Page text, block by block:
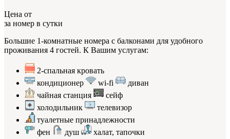
Цена от
за номер в сутки
Большие 1-комнатные номера с балконами для удобного
проживания 4 гостей. К Вашим услугам:
2-спальная кровать
кондиционер
wi-fi
диван
чайная станция
сейф
холодильник
телевизор
туалетные принадлежности
фен
душ
халат, тапочки